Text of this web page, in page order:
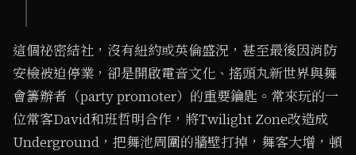
這個祕密結社，沒有紐約或英倫盛況，甚至最後因消防
安檢被迫停業，卻是開啟電音文化、搖頭丸新世界與舞
會籌辦者（party promoter）的重要鑰匙。常來玩的一
位常客David和班哲明合作，將Twilight Zone改造成
Underground，把舞池周圍的牆壁打掉，舞客大增，頓